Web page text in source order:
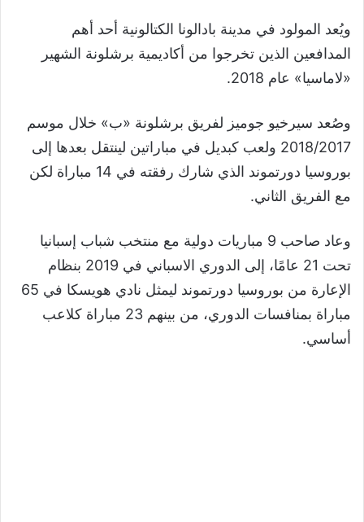
ويُعد المولود في مدينة بادالونا الكتالونية أحد أهم
المدافعين الذين تخرجوا من أكاديمية برشلونة الشهير
«لاماسيا» عام 2018.
وصُعد سيرخيو جوميز لفريق برشلونة «ب» خلال موسم
2018/2017 ولعب كبديل في مباراتين لينتقل بعدها إلى
بوروسيا دورتموند الذي شارك رفقته في 14 مباراة لكن
مع الفريق الثاني.
وعاد صاحب 9 مباريات دولية مع منتخب شباب إسبانيا
تحت 21 عامًا، إلى الدوري الاسباني في 2019 بنظام
الإعارة من بوروسيا دورتموند ليمثل نادي هويسكا في 65
مباراة بمنافسات الدوري، من بينهم 23 مباراة كلاعب
أساسي.